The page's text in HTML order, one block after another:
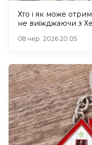
Хто і як може
не виїжджаючи з
08 чер. 2026 20:05